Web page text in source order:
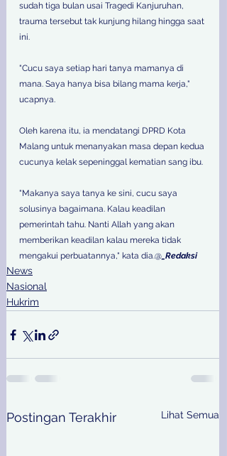
sudah tiga bulan usai Tragedi Kanjuruhan,
trauma tersebut tak kunjung hilang hingga saat
ini.
"Cucu saya setiap hari tanya mamanya di
mana. Saya hanya bisa bilang mama kerja,"
ucapnya.
Oleh karena itu, ia mendatangi DPRD Kota
Malang untuk menanyakan masa depan kedua
cucunya kelak sepeninggal kematian sang ibu.
"Makanya saya tanya ke sini, cucu saya
solusinya bagaimana. Kalau keadilan
pemerintah tahu. Nanti Allah yang akan
memberikan keadilan kalau mereka tidak
mengakui perbuatannya," kata dia.@ _Redaksi
News
Nasional
Hukrim
Postingan Terakhir Lihat Semua